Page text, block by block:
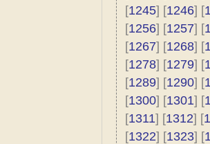
[1245] [1246] [
[1256] [1257] [
[1267] [1268] [
[1278] [1279] [
[1289] [1290] [
[1300] [1301] [
[1311] [1312] [
[1322] [1323] [